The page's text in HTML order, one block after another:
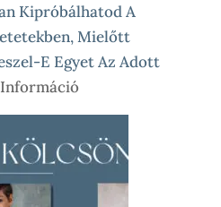
Kipróbálhatod A
Mielőtt
E Egyet Az Adott
:
Babahordozó
Kölcsönzés
Lépésről
Lépésre